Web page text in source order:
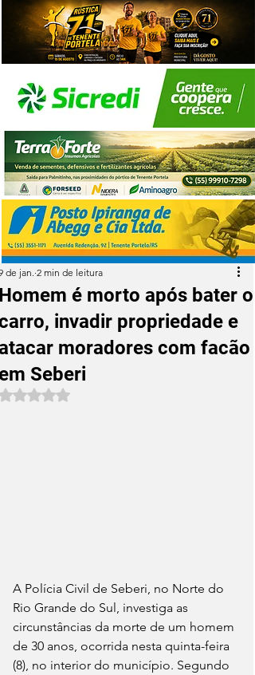
é morto após bater o
invadir propriedade e
moradores com facão
Seberi
de jan. 2 min de leitura
Avaliado com NaN de 5 estrelas.
A Polícia Civil de Seberi, no Norte do
Rio Grande do Sul, investiga as
circunstâncias da morte de um homem
de 30 anos, ocorrida nesta quinta-feira
(8), no interior do município. Segundo